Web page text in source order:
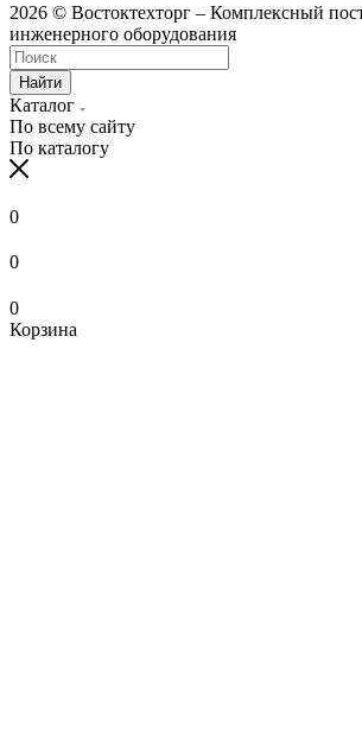
2026 © Востоктехторг – Комплексный
инженерного оборудования
Найти
Каталог
По всему сайту
По каталогу
0
0
0
Корзина